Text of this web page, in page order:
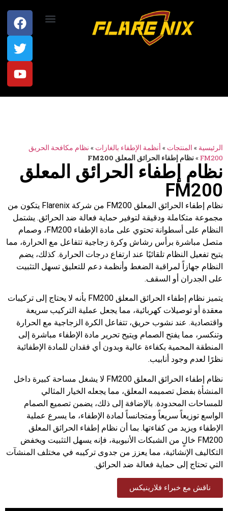
الرئيسية » المنتجات » أنظمة الإطفاء بالغازات » نظام مكافحة الحريق
FM200
»نظام إطفاء الحرائق المعلق FM200
نظام إطفاء الحرائق المعلق
FM200
نظام إطفاء الحرائق المعلق FM200 من شركة Flarenix يتكون من
مجموعة متكاملة ودقيقة لتوفير حماية فعالة ضد الحرائق. يشتمل
النظام على أسطوانة تحتوي على مادة الإطفاء FM200، وصمام
متصل مباشرة برأس رشاش وكرة زجاجية تتفاعل مع الحرارة، مما
يتيح تفعيل النظام تلقائيًا عند ارتفاع درجات الحرارة. كذلك، يضم
النظام جهازاً لمراقبة الضغط وأنظمة دعم للتعليق تسهل التثبيت
على الجدران أو السقف.
يتميز نظام إطفاء الحرائق المعلق FM200 بأنه لا يحتاج إلى تركيبات
معقدة أو توصيلات كهربائية، مما يجعل عملية التركيب سريعة
واقتصادية. عند نشوب حريق، تتفاعل الكرة الزجاجية مع الحرارة
وتنكسر، مما يفتح الصمام ويتيح تحرير مادة الإطفاء مباشرة إلى
المنطقة المحمية بكفاءة عالية وبدون أي فقدان للمادة الإطفائية
نظرًا لعدم وجود أنابيب.
نظام إطفاء الحرائق المعلق FM200 لا يشغل مساحة كبيرة داخل
المنشأة بفضل تصميمه المعلق، مما يجعله الخيار المثالي
للمساحات المحدودة. بالإضافة إلى ذلك، يضمن تصميع الصمام
الواسع توزيعاً سريعاً ومتجانساً لمادة الإطفاء، ما يسرع عملية
الإطفاء ويزيد من كفاءتها. بما أن نظام إطفاء الحرائق المعلق
FM200 خالٍ من الشبكات الأنبوبية، فإنه يسهل التثبيت ويخفض
التكاليف الإنشائية، مما يعزز من جدوى تركيبه في مختلف المنشآت
التي تحتاج إلى حماية فعالة ضد الحرائق.
ناقش مع خبراء فلارينيكس